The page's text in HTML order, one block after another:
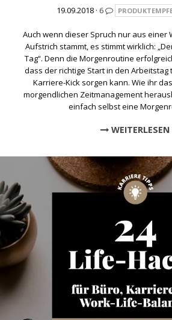
19.09.2018 · 6
Auch wenn dieser Spruch nur aus einer
Aufstrich stammt, es stimmt wirklich:
Tag“. Denn die Morgenroutine
dass der richtige Start in den
Karriere-Kick sorgen kann. Wie ihr
morgendlichen Zeitmanagement
einfach selbst eine
WEITERLESEN